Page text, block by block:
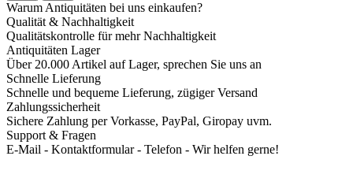
Warum Antiquitäten bei uns einkaufen?
Qualität & Nachhaltigkeit
Qualitätskontrolle für mehr Nachhaltigkeit
Antiquitäten Lager
Über 20.000 Artikel auf Lager, sprechen Sie uns an
Schnelle Lieferung
Schnelle und bequeme Lieferung, zügiger Versand
Zahlungssicherheit
Sichere Zahlung per Vorkasse, PayPal, Giropay uvm.
Support & Fragen
E-Mail - Kontaktformular - Telefon - Wir helfen gerne!